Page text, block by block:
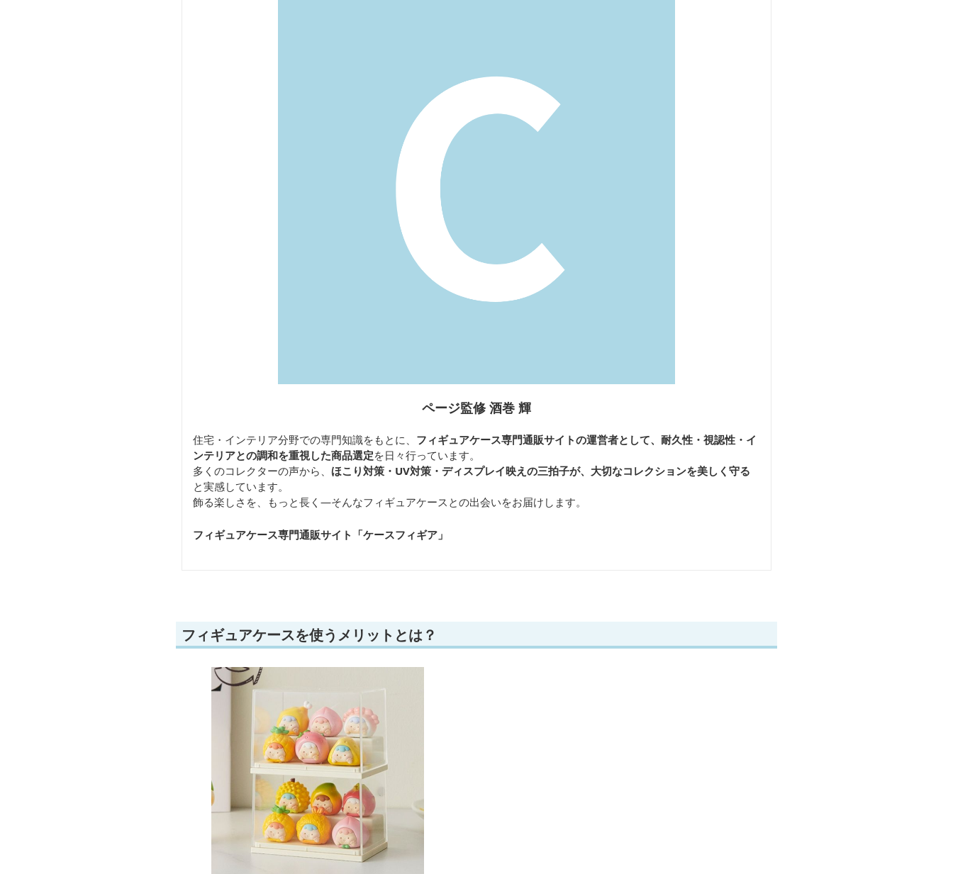
ページ監修 酒巻 輝
住宅・インテリア分野での専門知識をもとに、 フィギュアケース専門通販サイトの運営者として、耐久性・視認性・イ
ンテリアとの調和を重視した商品選定を日々行っています。
多くのコレクターの声から、 ほこり対策・UV対策・ディスプレイ映えの三拍子が、大切なコレクションを美しく守る
と実感しています。
飾る楽しさを、もっと長く—そんなフィギュアケースとの出会いをお届けします。
フィギュアケース専門通販サイト「ケースフィギア 」
フィギュアケースを使うメリットとは？